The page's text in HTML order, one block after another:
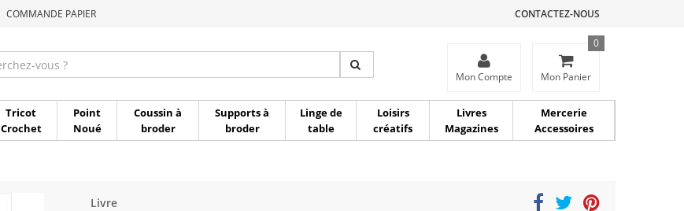
COMMANDE PAPIER CONTACTEZ-NOUS
Mon Compte Mon Panier
0
Tricot
Crochet
Point
Noué
Coussin à
broder
Supports à
broder
Linge de
table
Loisirs
créatifs
Livres
Magazines
Mercerie
Accessoires
Livre